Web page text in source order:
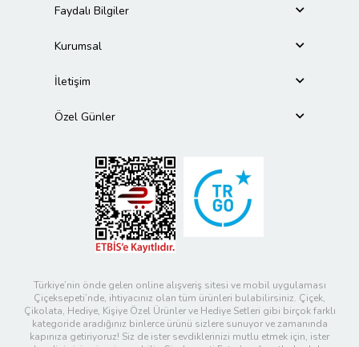
Faydalı Bilgiler
Kurumsal
İletişim
Özel Günler
Türkiye’nin önde gelen online alışveriş sitesi ve mobil uygulaması
Çiçeksepeti’nde, ihtiyacınız olan tüm ürünleri bulabilirsiniz. Çiçek,
Çikolata, Hediye, Kişiye Özel Ürünler ve Hediye Setleri gibi birçok farklı
kategoride aradığınız binlerce ürünü sizlere sunuyor ve zamanında
kapınıza getiriyoruz! Siz de ister sevdiklerinizi mutlu etmek için, ister